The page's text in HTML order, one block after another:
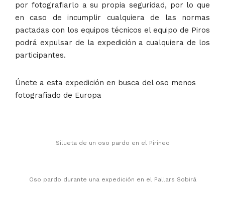
por fotografiarlo a su propia seguridad, por lo que
en caso de incumplir cualquiera de las normas
pactadas con los equipos técnicos el equipo de Piros
podrá expulsar de la expedición a cualquiera de los
participantes.
Únete a esta expedición en busca del oso menos
fotografiado de Europa
Silueta de un oso pardo en el Pirineo
Oso pardo durante una expedición en el Pallars Sobirá